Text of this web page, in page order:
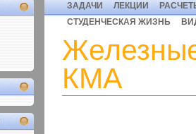
ЗАДАЧИ ЛЕКЦИИ
СТУДЕНЧЕСКАЯ ЖИЗНЬ
КМА